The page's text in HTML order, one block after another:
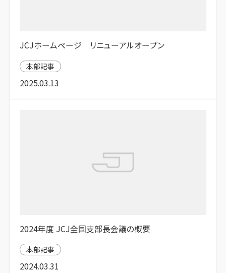
JCJホームページ リニューアルオープン
本部記事
2025.03.13
2024年度 JCJ全国支部長会議の概要
本部記事
2024.03.31